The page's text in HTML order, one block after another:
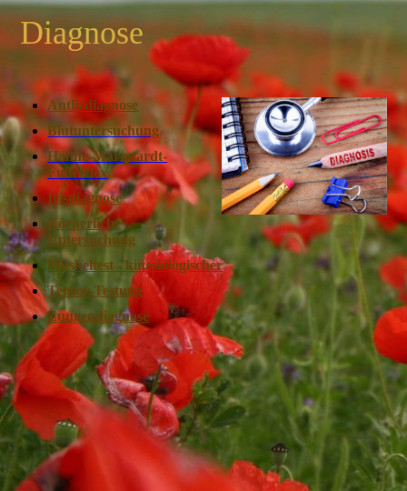
Diagnose
Antlizdiagnose
Blutuntersuchung
Hanne-Marquardt-
Fußreflex
Irisdiagnose
Körperliche
Untersuchung
Muskeltest - kinesiologischer
Tensor-Testung
Zungendiagnose